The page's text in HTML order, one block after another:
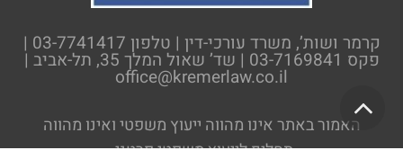
קרמר ושות’, משרד עורכי-דין | טלפון 03-7741417 |
פקס 03-7169841 | שד’ שאול המלך 35, תל-אביב |
office@kremerlaw.co.il
האמור באתר אינו מהווה ייעוץ משפטי ואינו מהווה
תחליף לייעוץ משפטי פרטני.לראש